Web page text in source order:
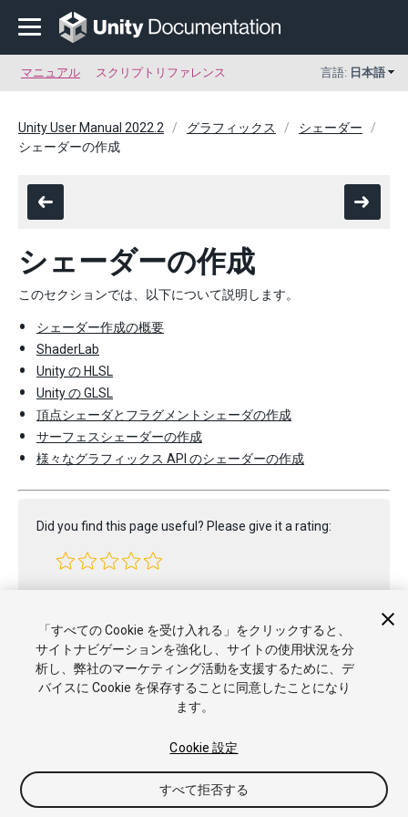
マニュアル スクリプトリファレンス 言語: 日本語
Unity User Manual 2022.2 グラフィックス
シェーダー
シェーダーの作成
シェーダーの作成
このセクションでは、以下について説明します。
シェーダー作成の概要
ShaderLab
Unity の HLSL
Unity の GLSL
頂点シェーダとフラグメントシェーダの作成
サーフェスシェーダーの作成
様々なグラフィックス API のシェーダーの作成
Did you find this page useful? Please give it a rating:
Copyright © 2023 Unity Technologies. Publication 2022.2
チュートリアル
ナレッジベース
「すべての Cookie を受け入れる」をクリックすると、
サイトナビゲーションを強化し、サイトの使用状況を分
析し、弊社のマーケティング活動を支援するために、デ
バイスに Cookie を保存することに同意したことになり
ます。
Cookie 設定
すべて拒否する